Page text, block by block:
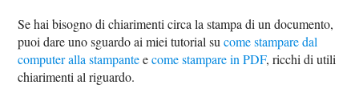
Se hai bisogno di chiarimenti circa la stampa di un documento,
puoi dare uno sguardo ai miei tutorial sucome stampare dal
computer alla stampanteecome stampare in PDF, ricchi di utili
chiarimenti al riguardo.